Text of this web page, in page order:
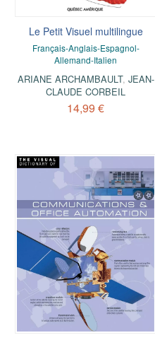
Le Petit Visuel multilingue
Français-Anglais-Espagnol-
Allemand-Italien
ARIANE ARCHAMBAULT, JEAN-
CLAUDE CORBEIL
14,99 €